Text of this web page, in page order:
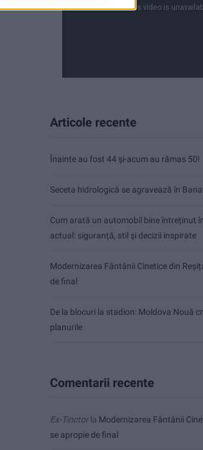
Articole recente
Înainte au fost 44 și-acum au rămas 50!
Seceta hidrologică se agravează în
Cum arată un automobil bine întreținut
actual: siguranță, stil și decizii inspirate
Modernizarea Fântânii Cinetice din
de final
De la blocuri la stadion: Moldova Nouă
planurile
Comentarii recente
Ex-Tinctorla Modernizarea Fântânii
se apropie de final